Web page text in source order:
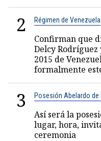
2 Régimen de Venezuela
Confirman que
Delcy Rodríguez
2015 de
formalmente
3 Posesión Abelardo de
Así será la
lugar, hora,
ceremonia